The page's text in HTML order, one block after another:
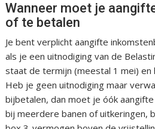
Wanneer moet je
of te betalen
Je bent verplicht aangifte
als je een uitnodiging van de
staat de termijn (meestal 1 mei) en
Heb je geen uitnodiging maar
bijbetalen, dan moet je óók
bij meerdere banen of uitkeringen,